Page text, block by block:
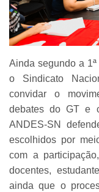
Ainda segundo a
o Sindicato
convidar o
debates do GT e
ANDES-SN
escolhidos por
com a
docentes,
ainda que o